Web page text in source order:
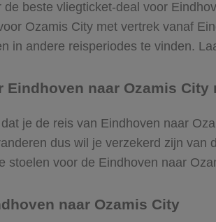
beste vliegticket-deal voor
Ozamis City met vertrek vanaf
in andere reisperiodes te vinden.
Eindhoven naar Ozamis City
je de reis van Eindhoven naar
dus wil je verzekerd zijn
stoelen voor de Eindhoven naar
naar Ozamis City